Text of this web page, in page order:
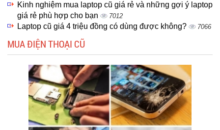
Kinh nghiệm mua laptop cũ giá rẻ và những gợi ý laptop
giá rẻ phù hợp cho bạn
7012
Laptop cũ giá 4 triệu đồng có dùng được không? 7066
MUA ĐIỆN THOẠI CŨ